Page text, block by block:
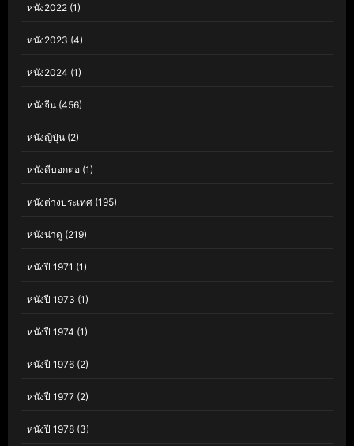
หนัง2022 (1)
หนัง2023 (4)
หนัง2024 (1)
หนังจีน (456)
หนังญี่ปุ่น (2)
หนังดีบอกต่อ (1)
หนังต่างประเทศ (195)
หนังน่าดู (219)
หนังปี 1971 (1)
หนังปี 1973 (1)
หนังปี 1974 (1)
หนังปี 1976 (2)
หนังปี 1977 (2)
หนังปี 1978 (3)